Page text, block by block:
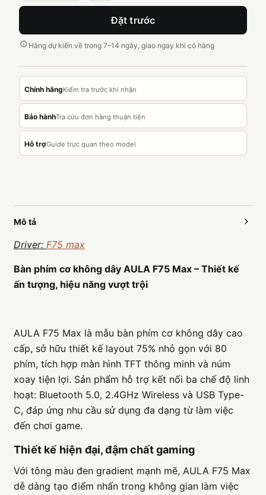
Đặt trước
Hàng dự kiến về trong 7–14 ngày, giao ngay khi có hàng
Chính hãngKiểm tra trước khi nhận
Bảo hànhTra cứu đơn hàng thuận tiện
Hỗ trợGuide trực quan theo model
Mô tả
Driver: F75 max
Bàn phím cơ không dây AULA F75 Max – Thiết kế
ấn tượng, hiệu năng vượt trội
AULA F75 Max là mẫu bàn phím cơ không dây cao
cấp, sở hữu thiết kế layout 75% nhỏ gọn với 80
phím, tích hợp màn hình TFT thông minh và núm
xoay tiện lợi. Sản phẩm hỗ trợ kết nối ba chế độ linh
hoạt: Bluetooth 5.0, 2.4GHz Wireless và USB Type-
C, đáp ứng nhu cầu sử dụng đa dạng từ làm việc
đến chơi game.
Thiết kế hiện đại, đậm chất gaming
Với tông màu đen gradient mạnh mẽ, AULA F75 Max
dễ dàng tạo điểm nhấn trong không gian làm việc